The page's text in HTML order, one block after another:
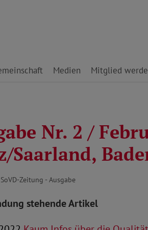
Medien Mitglied
Nr. 2 /
Saarland,
SoVD-Zeitung - Ausgabe
stehende Artikel